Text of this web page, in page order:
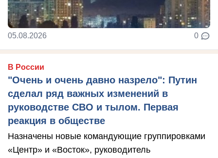
05.08.2026 0
В России
"Очень и очень давно назрело": Путин
сделал ряд важных изменений в
руководстве СВО и тылом. Первая
реакция в обществе
Назначены новые командующие группировками
«Центр» и «Восток», руководитель